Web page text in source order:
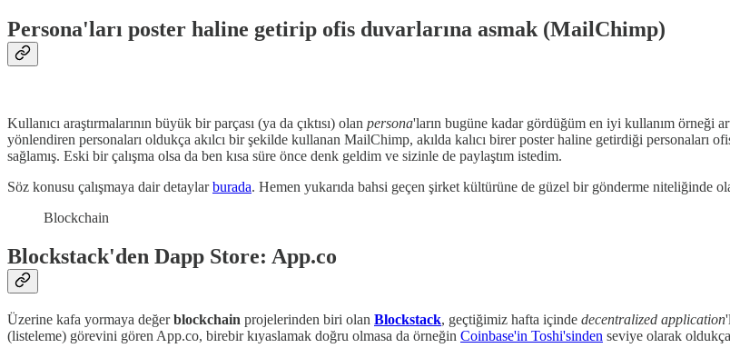
Persona'ları poster haline getirip ofis duvarlarına asmak (MailChimp)
Kullanıcı araştırmalarının büyük bir parçası (ya da çıktısı) olan persona'ların bugüne kadar gördüğüm en iyi kullanım örneği
yönlendiren personaları oldukça akılcı bir şekilde kullanan MailChimp, akılda kalıcı birer poster haline getirdiği personaları
sağlamış. Eski bir çalışma olsa da ben kısa süre önce denk geldim ve sizinle de paylaştım istedim.
Söz konusu çalışmaya dair detaylarburada. Hemen yukarıda bahsi geçen şirket kültürüne de güzel bir gönderme niteliğinde
Blockchain
Blockstack'den Dapp Store: App.co
Üzerine kafa yormaya değerblockchain projelerinden biri olan Blockstack, geçtiğimiz hafta içinde decentralized application
(listeleme) görevini gören App.co, birebir kıyaslamak doğru olmasa da örneğin Coinbase'in Toshi'sinden seviye olarak